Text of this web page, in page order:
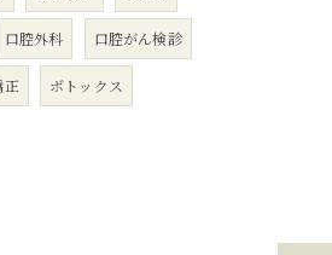
口腔外科 口腔がん検診
正 ボトックス